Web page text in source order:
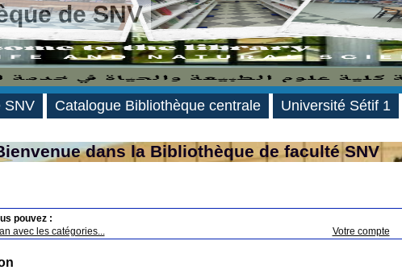
de SNV
dans la Bibliothèque de faculté SNV
pouvez :
avec les catégories...
Votre compte
SNV Catalogue Bibliothèque centrale Université Sétif 1